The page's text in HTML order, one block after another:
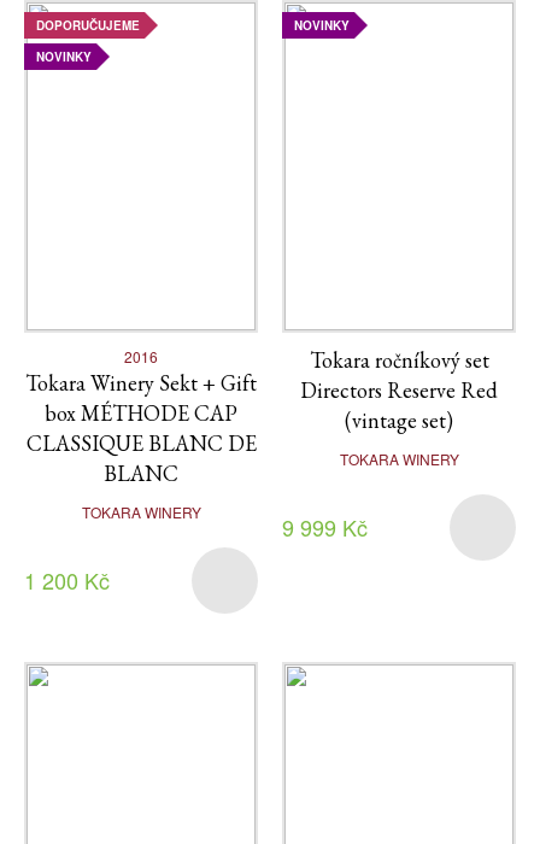
DOPORUČUJEME
NOVINKY
2016
Tokara Winery Sekt + Gift
box MÉTHODE CAP
CLASSIQUE BLANC DE
BLANC
TOKARA WINERY
1 200 Kč
NOVINKY
Tokara ročníkový set
Directors Reserve Red
(vintage set)
TOKARA WINERY
9 999 Kč